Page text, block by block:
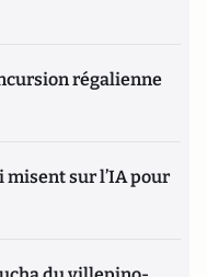
régalienne
misent sur l’IA pour